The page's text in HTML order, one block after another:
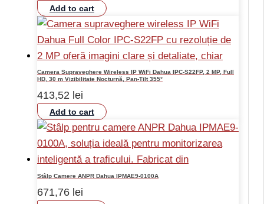
Add to cart
Camera Supraveghere Wireless IP WiFi Dahua IPC-S22FP, 2 MP, Full
HD, 30 m Vizibilitate Nocturnă, Pan-Tilt 355°
413,52 lei
Add to cart
Stâlp Camere ANPR Dahua IPMAE9-0100A
671,76 lei